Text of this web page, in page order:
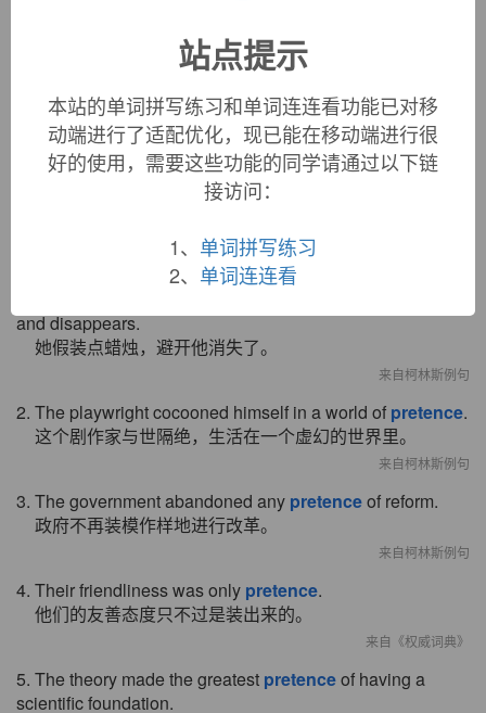
pretence假象，伪装，标榜
来自pretense的拼写变体。
and disappears.
她假装点蜡烛，避开他消失了。
来自柯林斯例句
2. The playwright cocooned himself in a world of pretence.
这个剧作家与世隔绝，生活在一个虚幻的世界里。
来自柯林斯例句
3. The government abandoned any pretenceof reform.
政府不再装模作样地进行改革。
来自柯林斯例句
4. Their friendliness was only pretence.
他们的友善态度只不过是装出来的。
来自《权威词典》
5. The theory made the greatest pretenceof having a
scientific foundation.
站点提示
本站的单词拼写练习和单词连连看功能已对移
动端进行了适配优化，现已能在移动端进行很
好的使用，需要这些功能的同学请通过以下链
接访问：
1、 单词拼写练习
2、 单词连连看